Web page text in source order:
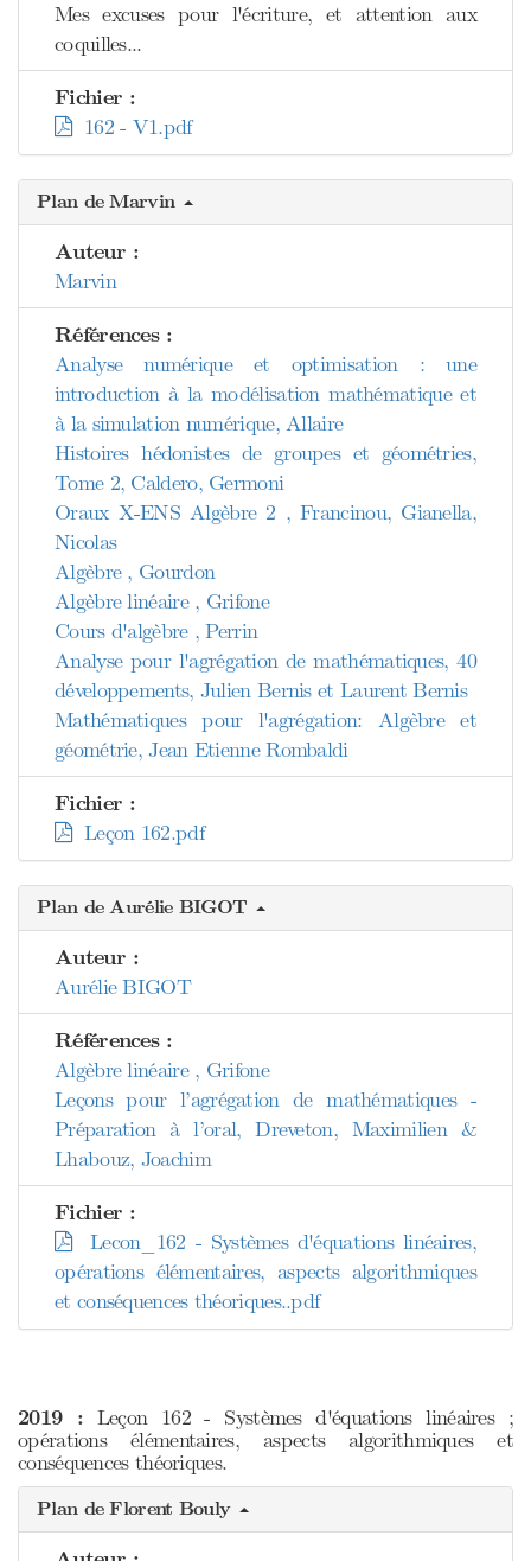
Mes excuses pour l'écriture, et attention aux
coquilles...
Fichier :
162 - V1.pdf
Plan de Marvin
Auteur :
Marvin
Références :
Analyse numérique et optimisation : une
introduction à la modélisation mathématique et
à la simulation numérique, Allaire
Histoires hédonistes de groupes et géométries,
Tome 2, Caldero, Germoni
Oraux X-ENS Algèbre 2 , Francinou, Gianella,
Nicolas
Algèbre , Gourdon
Algèbre linéaire , Grifone
Cours d'algèbre , Perrin
Analyse pour l'agrégation de mathématiques, 40
développements, Julien Bernis et Laurent Bernis
Mathématiques pour l'agrégation: Algèbre et
géométrie, Jean Etienne Rombaldi
Fichier :
Leçon 162.pdf
Plan de Aurélie BIGOT
Auteur :
Aurélie BIGOT
Références :
Algèbre linéaire , Grifone
Leçons pour l’agrégation de mathématiques -
Préparation à l’oral, Dreveton, Maximilien &
Lhabouz, Joachim
Fichier :
Lecon_162 - Systèmes d'équations linéaires,
opérations élémentaires, aspects algorithmiques
et conséquences théoriques..pdf
2019 : Leçon 162 - Systèmes d'équations linéaires ;
opérations élémentaires, aspects algorithmiques et
conséquences théoriques.
Plan de Florent Bouly